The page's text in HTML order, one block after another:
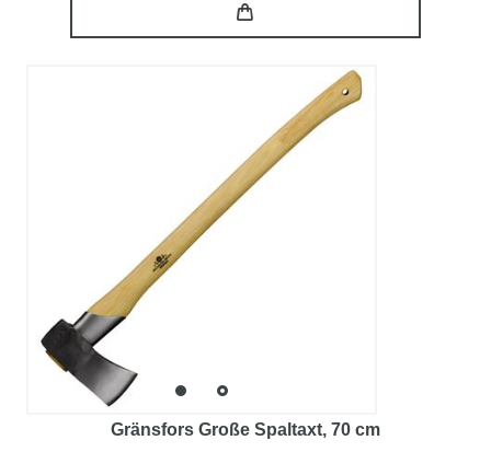
Gränsfors Große Spaltaxt, 70 cm